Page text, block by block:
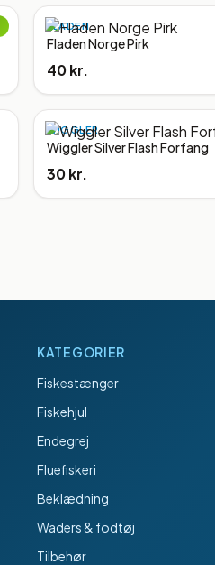
FLADEN
Fladen Norge Pirk
40 kr.
WIGGLER
Wiggler Silver Flash Forfang
30 kr.
KATEGORIER
Fiskestænger
Fiskehjul
Endegrej
Fluefiskeri
Beklædning
Waders & fodtøj
Tilbehør